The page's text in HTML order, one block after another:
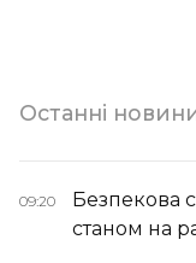
Останні
09:20
Безпекова
станом на